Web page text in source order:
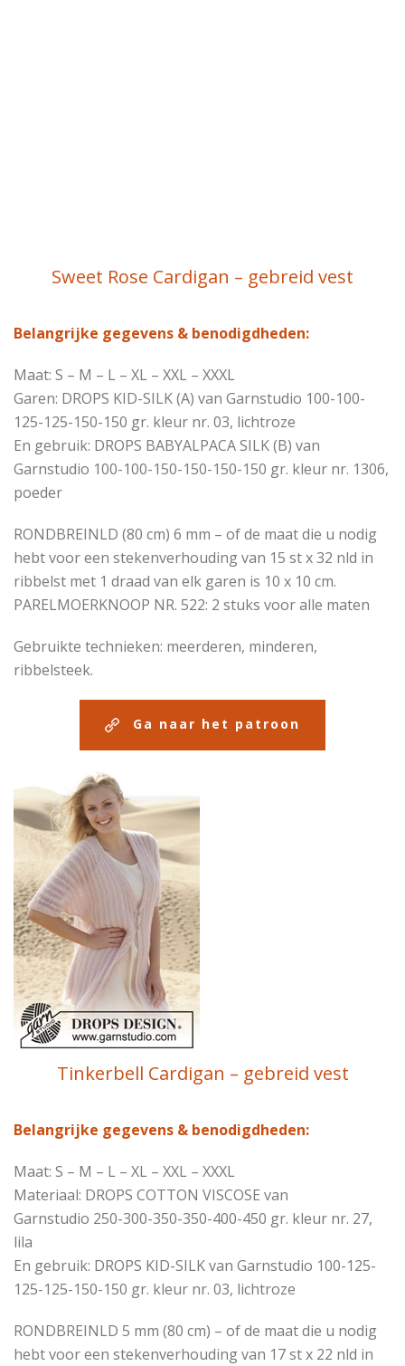
Sweet Rose Cardigan – gebreid vest
Belangrijke gegevens & benodigdheden:
Maat: S – M – L – XL – XXL – XXXL
Garen: DROPS KID-SILK (A) van Garnstudio 100-100-
125-125-150-150 gr. kleur nr. 03, lichtroze
En gebruik: DROPS BABYALPACA SILK (B) van
Garnstudio 100-100-150-150-150-150 gr. kleur nr. 1306,
poeder
RONDBREINLD (80 cm) 6 mm – of de maat die u nodig
hebt voor een stekenverhouding van 15 st x 32 nld in
ribbelst met 1 draad van elk garen is 10 x 10 cm.
PARELMOERKNOOP NR. 522: 2 stuks voor alle maten
Gebruikte technieken: meerderen, minderen,
ribbelsteek.
Ga naar het patroon
Tinkerbell Cardigan – gebreid vest
Belangrijke gegevens & benodigdheden:
Maat: S – M – L – XL – XXL – XXXL
Materiaal: DROPS COTTON VISCOSE van
Garnstudio 250-300-350-350-400-450 gr. kleur nr. 27,
lila
En gebruik: DROPS KID-SILK van Garnstudio 100-125-
125-125-150-150 gr. kleur nr. 03, lichtroze
RONDBREINLD 5 mm (80 cm) – of de maat die u nodig
hebt voor een stekenverhouding van 17 st x 22 nld in